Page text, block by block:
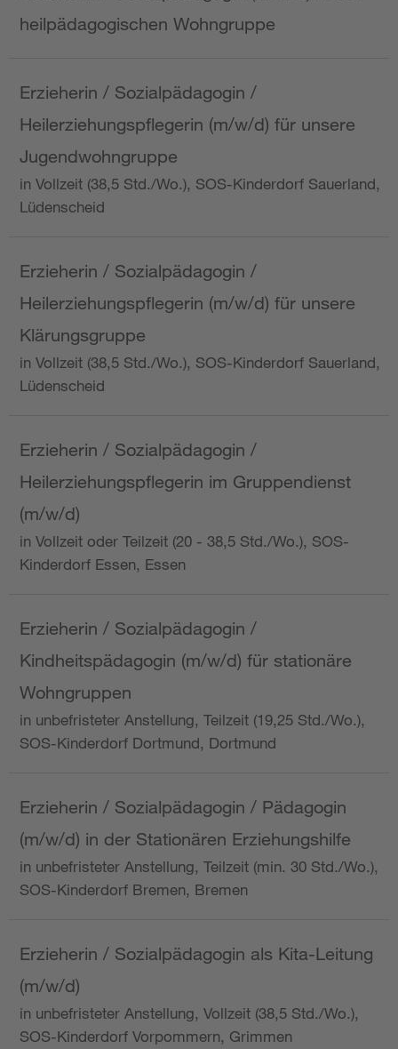
heilpädagogischen Wohngruppe
Erzieherin / Sozialpädagogin /
Heilerziehungspflegerin (m/w/d) für unsere
Jugendwohngruppe
in Vollzeit (38,5 Std./Wo.), SOS-Kinderdorf Sauerland,
Lüdenscheid
Erzieherin / Sozialpädagogin /
Heilerziehungspflegerin (m/w/d) für unsere
Klärungsgruppe
in Vollzeit (38,5 Std./Wo.), SOS-Kinderdorf Sauerland,
Lüdenscheid
Erzieherin / Sozialpädagogin /
Heilerziehungspflegerin im Gruppendienst
(m/w/d)
in Vollzeit oder Teilzeit (20 - 38,5 Std./Wo.), SOS-
Kinderdorf Essen, Essen
Erzieherin / Sozialpädagogin /
Kindheitspädagogin (m/w/d) für stationäre
Wohngruppen
in unbefristeter Anstellung, Teilzeit (19,25 Std./Wo.),
SOS-Kinderdorf Dortmund, Dortmund
Erzieherin / Sozialpädagogin / Pädagogin
(m/w/d) in der Stationären Erziehungshilfe
in unbefristeter Anstellung, Teilzeit (min. 30 Std./Wo.),
SOS-Kinderdorf Bremen, Bremen
Erzieherin / Sozialpädagogin als Kita-Leitung
(m/w/d)
in unbefristeter Anstellung, Vollzeit (38,5 Std./Wo.),
SOS-Kinderdorf Vorpommern, Grimmen